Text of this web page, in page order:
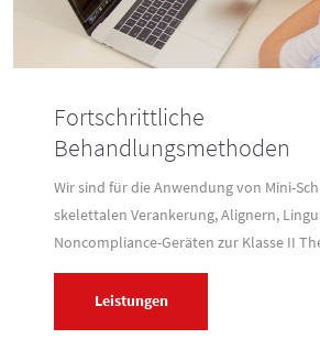
Fortschrittliche
Behandlungsmethoden
Wir sind für die Anwendung von Mini-
skelettalen Verankerung, Alignern,
Noncompliance-Geräten zur Klasse II
Leistungen